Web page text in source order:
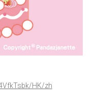
HK/zh